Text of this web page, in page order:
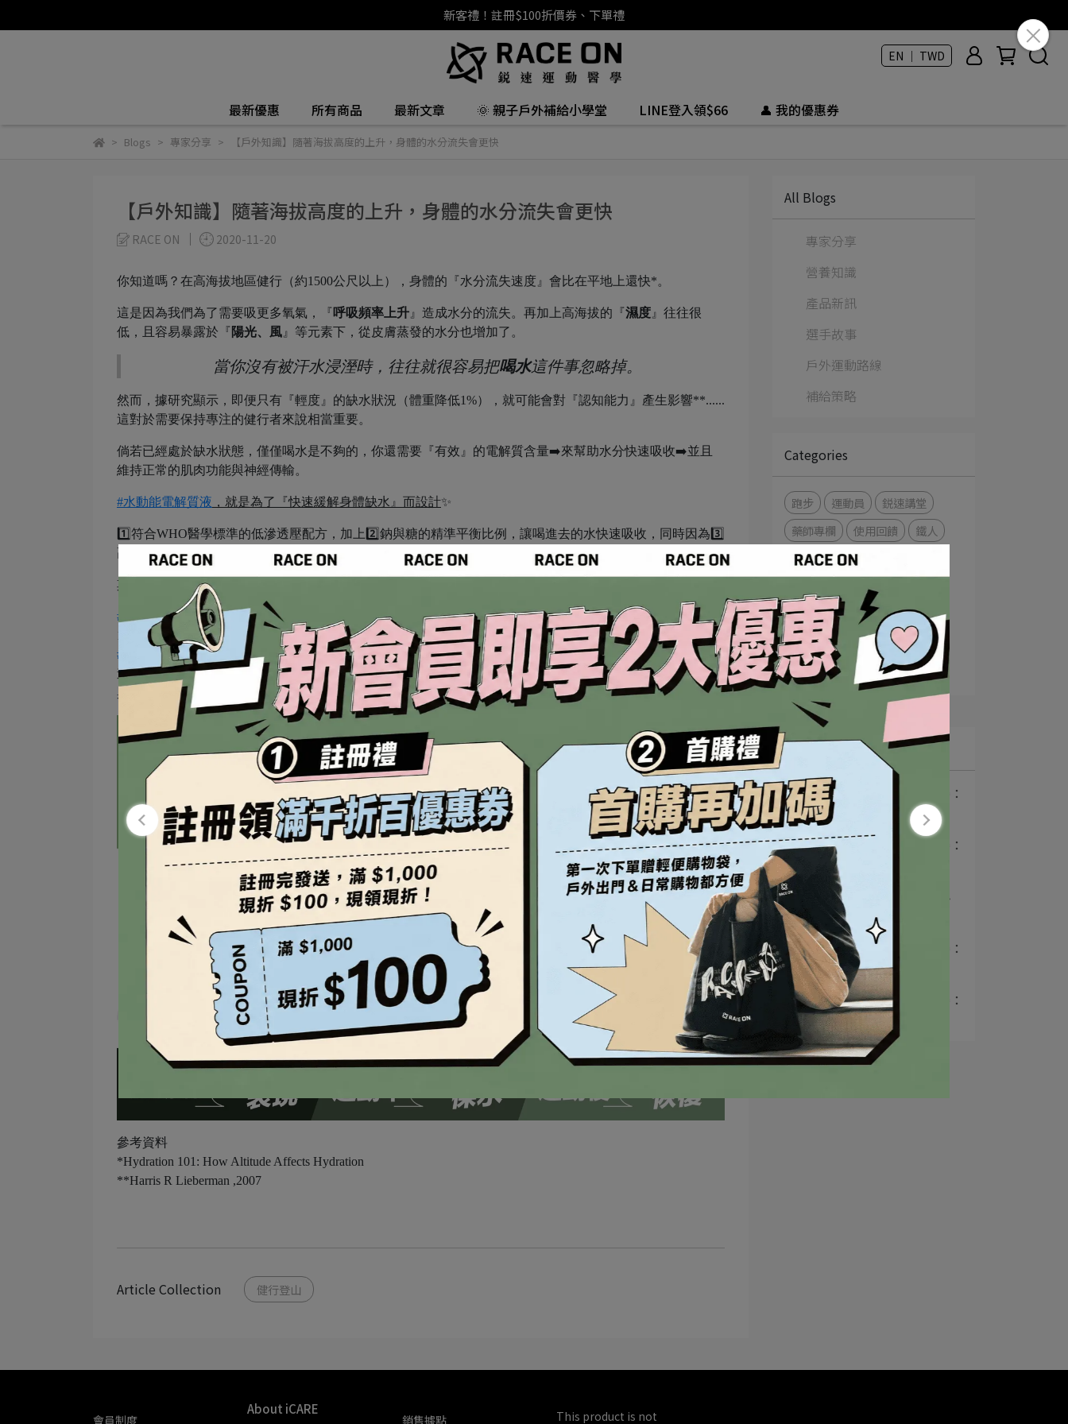
新客禮！註冊$100折價券、下單禮
EN ｜ TWD
最新優惠 所有商品 最新文章 🌞 親子戶外補給小學堂 LINE登入領$66 👤 我的優惠券
Blogs 專家分享 【戶外知識】隨著海拔高度的上升，身體的水分流失會更快
【戶外知識】隨著海拔高度的上升，身體的水分流失會更快
RACE ON 2020-11-20
你知道嗎？在高海拔地區健行（約1500公尺以上），身體的『水分流失速度』會比在平地上還快*。
這是因為我們為了需要吸更多氧氣，『 呼吸頻率上升 』造成水分的流失。再加上高海拔的『濕度 』往往很
低，且容易暴露於『 陽光、風 』等元素下，從皮膚蒸發的水分也增加了。
當你沒有被汗水浸溼時，往往就很容易把喝水這件事忽略掉。
然而，據研究顯示，即便只有『輕度』的缺水狀況（體重降低1%），就可能會對『認知能力』產生影響**......
這對於需要保持專注的健行者來說相當重要。
倘若已經處於缺水狀態，僅僅喝水是不夠的，你還需要『有效』的電解質含量➡️來幫助水分快速吸收➡️並且
維持正常的肌肉功能與神經傳輸。
#水動能電解質液 ，就是為了『快速緩解身體缺水』而設計✨
1️⃣符合WHO醫學標準的低滲透壓配方，加上2️⃣鈉與糖的精準平衡比例，讓喝進去的水快速吸收，同時因為3️⃣
高單位電解質，促進水分滯留。
其他常見的電解質補充，如：
# 運動飲料因為含糖較高，導致增加液體滲透壓，難以被體內吸收。相較之下，電解質約為水動能電解質液的
1/3，熱量卻是3.2倍。
#
每顆鈉含量約30毫克，水動能電解質液每包鈉含量442毫克，等於15顆鹽糖。
進行任何戶外活動，安全一定是首要考量，確保在高海拔的旅途中達到『最佳的水分補給』，才能玩得盡
興，一步步平順前進。
參考資料
*Hydration 101: How Altitude Affects Hydration
**Harris R Lieberman ,2007
Article Collection 健行登山
All Blogs
專家分享
營養知識
產品新訊
選手故事
戶外運動路線
補給策略
Categories
跑步 運動員
鋭速講堂
藥師專欄
使用回饋
鐵人
越野跑
自行車
焦點人物
常見問答
海外健行
輕量爬百岳
水上活動
百岳練習生
Latest
1
【路線】暑期最夯自主賽：
三進火燒腳路線&⋯
2 【路線】初夏最夯自主賽：
三進七星山路線&⋯
3
【戶外安全】夏日玩水必
看！救生隊長推薦的⋯
4 【路線】暑期最夯自主賽：
三進三汀路線&補⋯
5 【路線】暑期最夯自主賽：
三進盤榕路線&補⋯
會員制度
About iCARE
銷售據點 This product is not